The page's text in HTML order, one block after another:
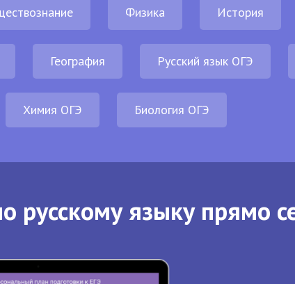
Физика История
География Русский язык ОГЭ
Химия ОГЭ Биология ОГЭ
русскому языку прямо